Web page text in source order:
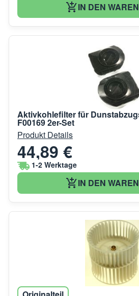
IN DEN
Aktivkohlefilter für
F00169 2er-Set
Produkt Details
44,89 €
1-2 Werktage
IN DEN